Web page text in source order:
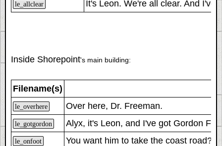
le_allclear It's Leon. We're all clear. And I've
Inside Shorepoint's main building:
Filename(s)
le_overhere Over here, Dr. Freeman.
le_gotgordon Alyx, it's Leon, and I've got Gordon
le_onfoot You want him to take the coast road?